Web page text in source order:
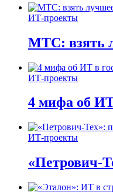
ИТ-проекты
МТС: взять
ИТ-проекты
4 мифа об
ИТ-проекты
«Петрович-